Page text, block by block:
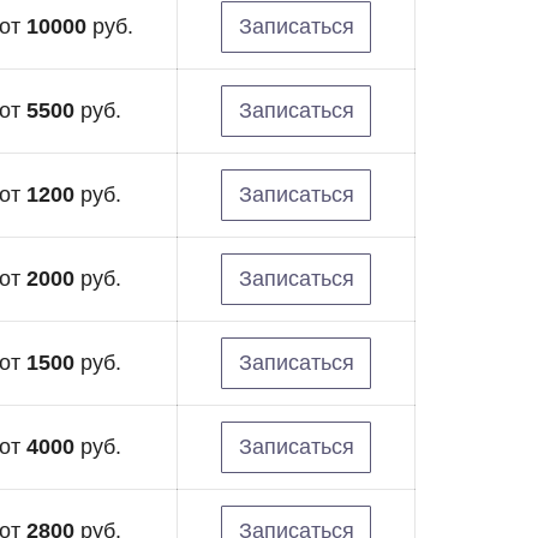
от 10000 руб. Записаться
от 5500 руб. Записаться
от 1200 руб. Записаться
от 2000 руб. Записаться
от 1500 руб. Записаться
от 4000 руб. Записаться
от 2800 руб. Записаться